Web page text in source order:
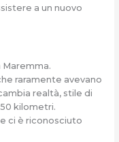
a un nuovo
raramente avevano
realtà, stile di
kilometri.
ci è riconosciuto